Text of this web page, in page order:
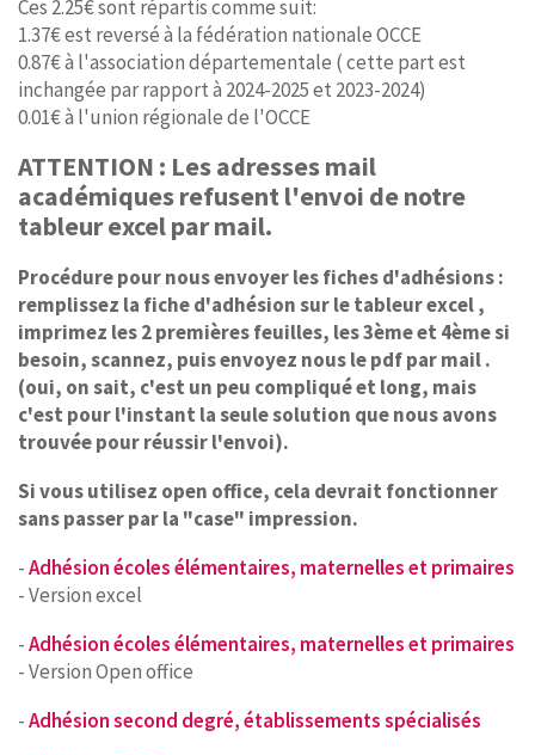
Ces 2.25€ sont répartis comme suit:
1.37€ est reversé à la fédération nationale OCCE
0.87€ à l'association départementale ( cette part est
inchangée par rapport à 2024-2025 et 2023-2024)
0.01€ à l'union régionale de l'OCCE
ATTENTION : Les adresses mail
académiques refusent l'envoi de notre
tableur excel par mail.
Procédure pour nous envoyer les fiches d'adhésions :
remplissez la fiche d'adhésion sur le tableur excel ,
imprimez les 2 premières feuilles, les 3ème et 4ème si
besoin, scannez, puis envoyez nous le pdf par mail .
(oui, on sait, c'est un peu compliqué et long, mais
c'est pour l'instant la seule solution que nous avons
trouvée pour réussir l'envoi).
Si vous utilisez open office, cela devrait fonctionner
sans passer par la "case" impression.
-Adhésion écoles élémentaires, maternelles et primaires
- Version excel
-Adhésion écoles élémentaires, maternelles et primaires
- Version Open office
-Adhésion second degré, établissements spécialisés